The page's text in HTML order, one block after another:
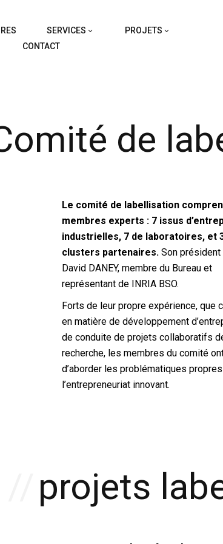
SERVICES
PROJETS
CONTACT
de
Le comité de labellisation
membres experts : 7 issus
industrielles, 7 de laboratoires, et
clusters partenaires. Son
David DANEY, membre du Bureau et
représentant de INRIA BSO.
Forts de leur propre expérience, que
en matière de développement
de conduite de projets collaboratifs
recherche, les membres du comité
d’aborder les problématiques
l’entrepreneuriat innovant.
projets